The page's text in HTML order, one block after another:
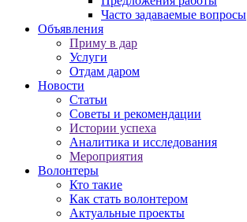
Часто задаваемые вопросы
Объявления
Приму в дар
Услуги
Отдам даром
Новости
Статьи
Советы и рекомендации
Истории успеха
Аналитика и исследования
Мероприятия
Волонтеры
Кто такие
Как стать волонтером
Актуальные проекты